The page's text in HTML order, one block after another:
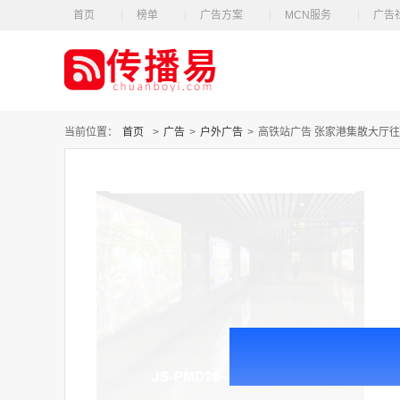
首页 榜单 广告方案 MCN服务 广告
当前位置： 首页 > 广告 > 户外广告 > 高铁站广告 张家港集散大厅